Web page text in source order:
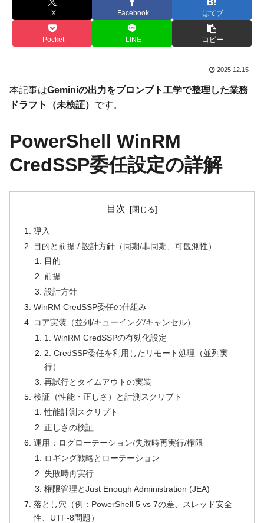
X Facebook はてブ
Pocket LINE コピー
2025.12.15
本記事はGeminiの出力をプロンプト工学で整理した業務
ドラフト（未検証） です。
PowerShell WinRM
CredSSP委任設定の詳解
目次
導入
目的と前提 / 設計方針（同期/非同期、可観測性）
目的
前提
設計方針
WinRM CredSSP委任の仕組み
コア実装（並列/キューイング/キャンセル）
1. WinRM CredSSPの有効化設定
2. CredSSP委任を利用したリモート処理（並列実
行）
再試行とタイムアウトの実装
検証（性能・正しさ）と計測スクリプト
性能計測スクリプト
正しさの検証
運用：ログローテーション/失敗時再実行/権限
ロギング戦略とローテーション
失敗時再実行
権限管理とJust Enough Administration (JEA)
落とし穴（例：PowerShell 5 vs 7の差、スレッド安全
性、UTF-8問題）